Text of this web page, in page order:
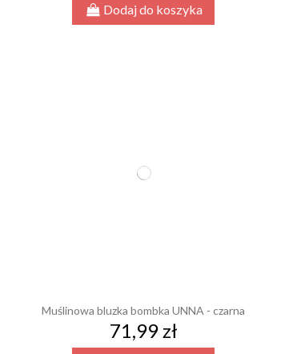
Dodaj do koszyka
Muślinowa bluzka bombka UNNA - czarna
71,99 zł